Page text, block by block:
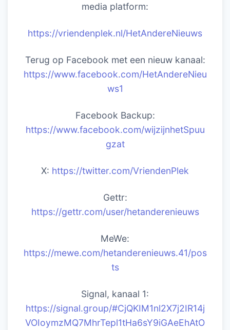
media platform:
https://vriendenplek.nl/HetAndereNieuws
Terug op Facebook met een nieuw kanaal:
https://www.facebook.com/HetAndereNieu
ws1
Facebook Backup:
https://www.facebook.com/wijzijnhetSpuu
gzat
X: https://twitter.com/VriendenPlek
Gettr:
https://gettr.com/user/hetanderenieuws
MeWe:
https://mewe.com/hetanderenieuws.41/pos
ts
Signal, kanaal 1:
https://signal.group/#CjQKIM1nl2X7j2IR14j
VOIoymzMQ7MhrTepl1tHa6sY9iGAeEhAtO